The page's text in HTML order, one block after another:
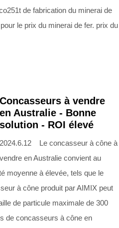
de fabrication du minerai de
le prix du minerai de fer. prix du
Concasseurs à vendre
en Australie - Bonne
solution - ROI élevé
2024.6.12 Le concasseur à cône à
vendre en Australie convient au
moyenne à élevée, tels que le
à cône produit par AIMIX peut
de particule maximale de 300
de concasseurs à cône en